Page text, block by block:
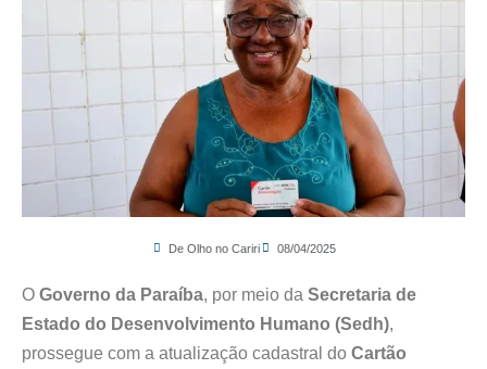
De Olho no Cariri 08/04/2025
O Governo da Paraíba, por meio da Secretaria de
Estado do Desenvolvimento Humano (Sedh),
prossegue com a atualização cadastral do Cartão